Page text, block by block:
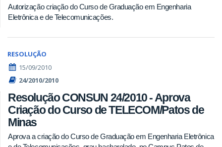
Autorização criação do Curso de Graduação em Engenharia
Eletrônica e de Telecomunicações.
RESOLUÇÃO
15/09/2010
24/2010/2010
Resolução CONSUN 24/2010 - Aprova
Criação do Curso de TELECOM/Patos de
Minas
Aprova a criação do Curso de Graduação em Engenharia Eletrônica